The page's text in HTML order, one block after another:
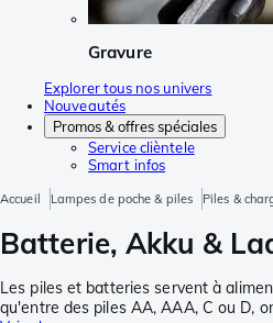
Gravure
Explorer tous nos univers
Nouveautés
Promos & offres spéciales
Service clièntele
Smart infos
Accueil Lampes de poche & piles Piles &
Batterie, Akku &
Les piles et batteries servent à
qu'entre des piles AA, AAA, C ou D,